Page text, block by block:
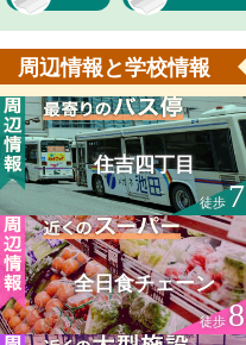
周辺情報と学校情報
住吉四丁目
徒歩7
全日食チェーン
徒歩8